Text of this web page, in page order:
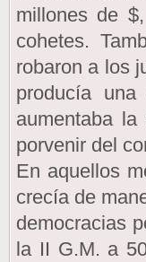
millones de
cohetes.
robaron a los
producía
aumentaba
porvenir del
En aquellos
crecía de
democracias
la II G.M. a